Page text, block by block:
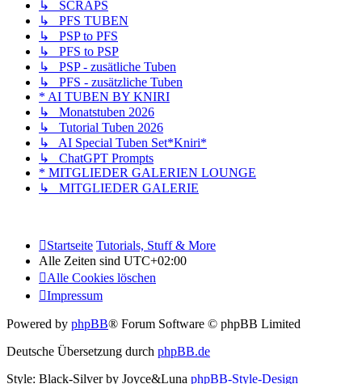
↳ SCRAPS
↳ PFS TUBEN
↳ PSP to PFS
↳ PFS to PSP
↳ PSP - zusätliche Tuben
↳ PFS - zusätzliche Tuben
* AI TUBEN BY KNIRI
↳ Monatstuben 2026
↳ Tutorial Tuben 2026
↳ AI Special Tuben Set*Kniri*
↳ ChatGPT Prompts
* MITGLIEDER GALERIEN LOUNGE
↳ MITGLIEDER GALERIE
Startseite Tutorials, Stuff & More
Alle Zeiten sind UTC+02:00
Alle Cookies löschen
Impressum
Powered by phpBB® Forum Software © phpBB Limited
Deutsche Übersetzung durch phpBB.de
Style: Black-Silver by Joyce&Luna phpBB-Style-Design